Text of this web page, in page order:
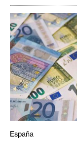
r
s
o
s
C
o
n
t
España